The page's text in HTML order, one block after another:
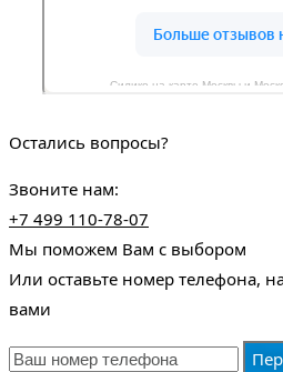
Силико на карте Москвы и
Остались вопросы?
Звоните нам:
+7 499 110-78-07
Мы поможем Вам с выбором
Или оставьте номер телефона,
вами